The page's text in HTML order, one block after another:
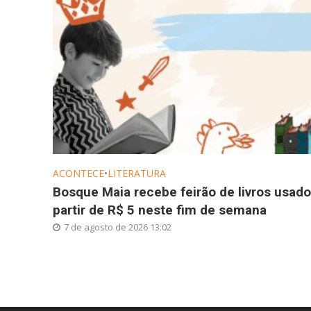
ACONTECE•LITERATURA
Bosque Maia recebe feirão de livros
partir de R$ 5 neste fim de semana
7 de agosto de 2026 13:02